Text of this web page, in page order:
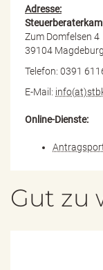
Adresse:
Zum Domfelsen 4
39104
Telefon: 0391
E-Mail:
Online-Dienste:
Gut zu